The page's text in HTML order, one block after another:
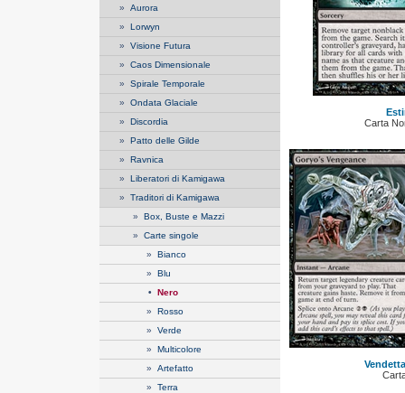
» Aurora
» Lorwyn
» Visione Futura
» Caos Dimensionale
» Spirale Temporale
» Ondata Glaciale
» Discordia
» Patto delle Gilde
» Ravnica
» Liberatori di Kamigawa
» Traditori di Kamigawa
» Box, Buste e Mazzi
» Carte singole
» Bianco
» Blu
• Nero
» Rosso
» Verde
» Multicolore
» Artefatto
» Terra
Carta